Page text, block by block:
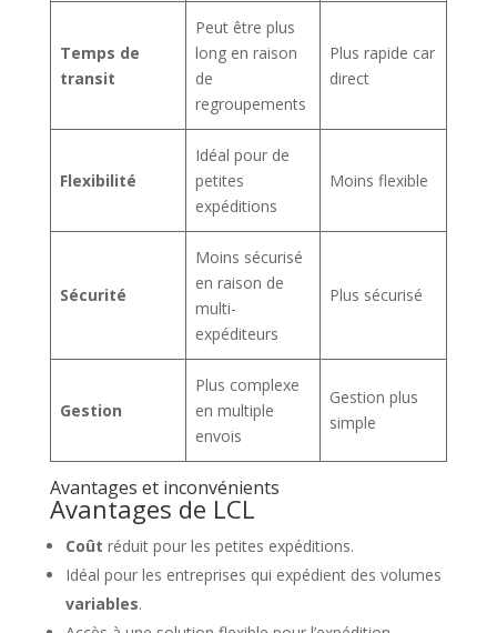
Temps de
transit
Peut être plus
long en raison
de
regroupements
Plus rapide car
direct
Flexibilité
Idéal pour de
petites
expéditions
Moins flexible
Sécurité
Moins sécurisé
en raison de
multi-
expéditeurs
Plus sécurisé
Gestion
Plus complexe
en multiple
envois
Gestion plus
simple
Avantages et inconvénients
Avantages de LCL
Coût réduit pour les petites expéditions.
Idéal pour les entreprises qui expédient des volumes
variables.